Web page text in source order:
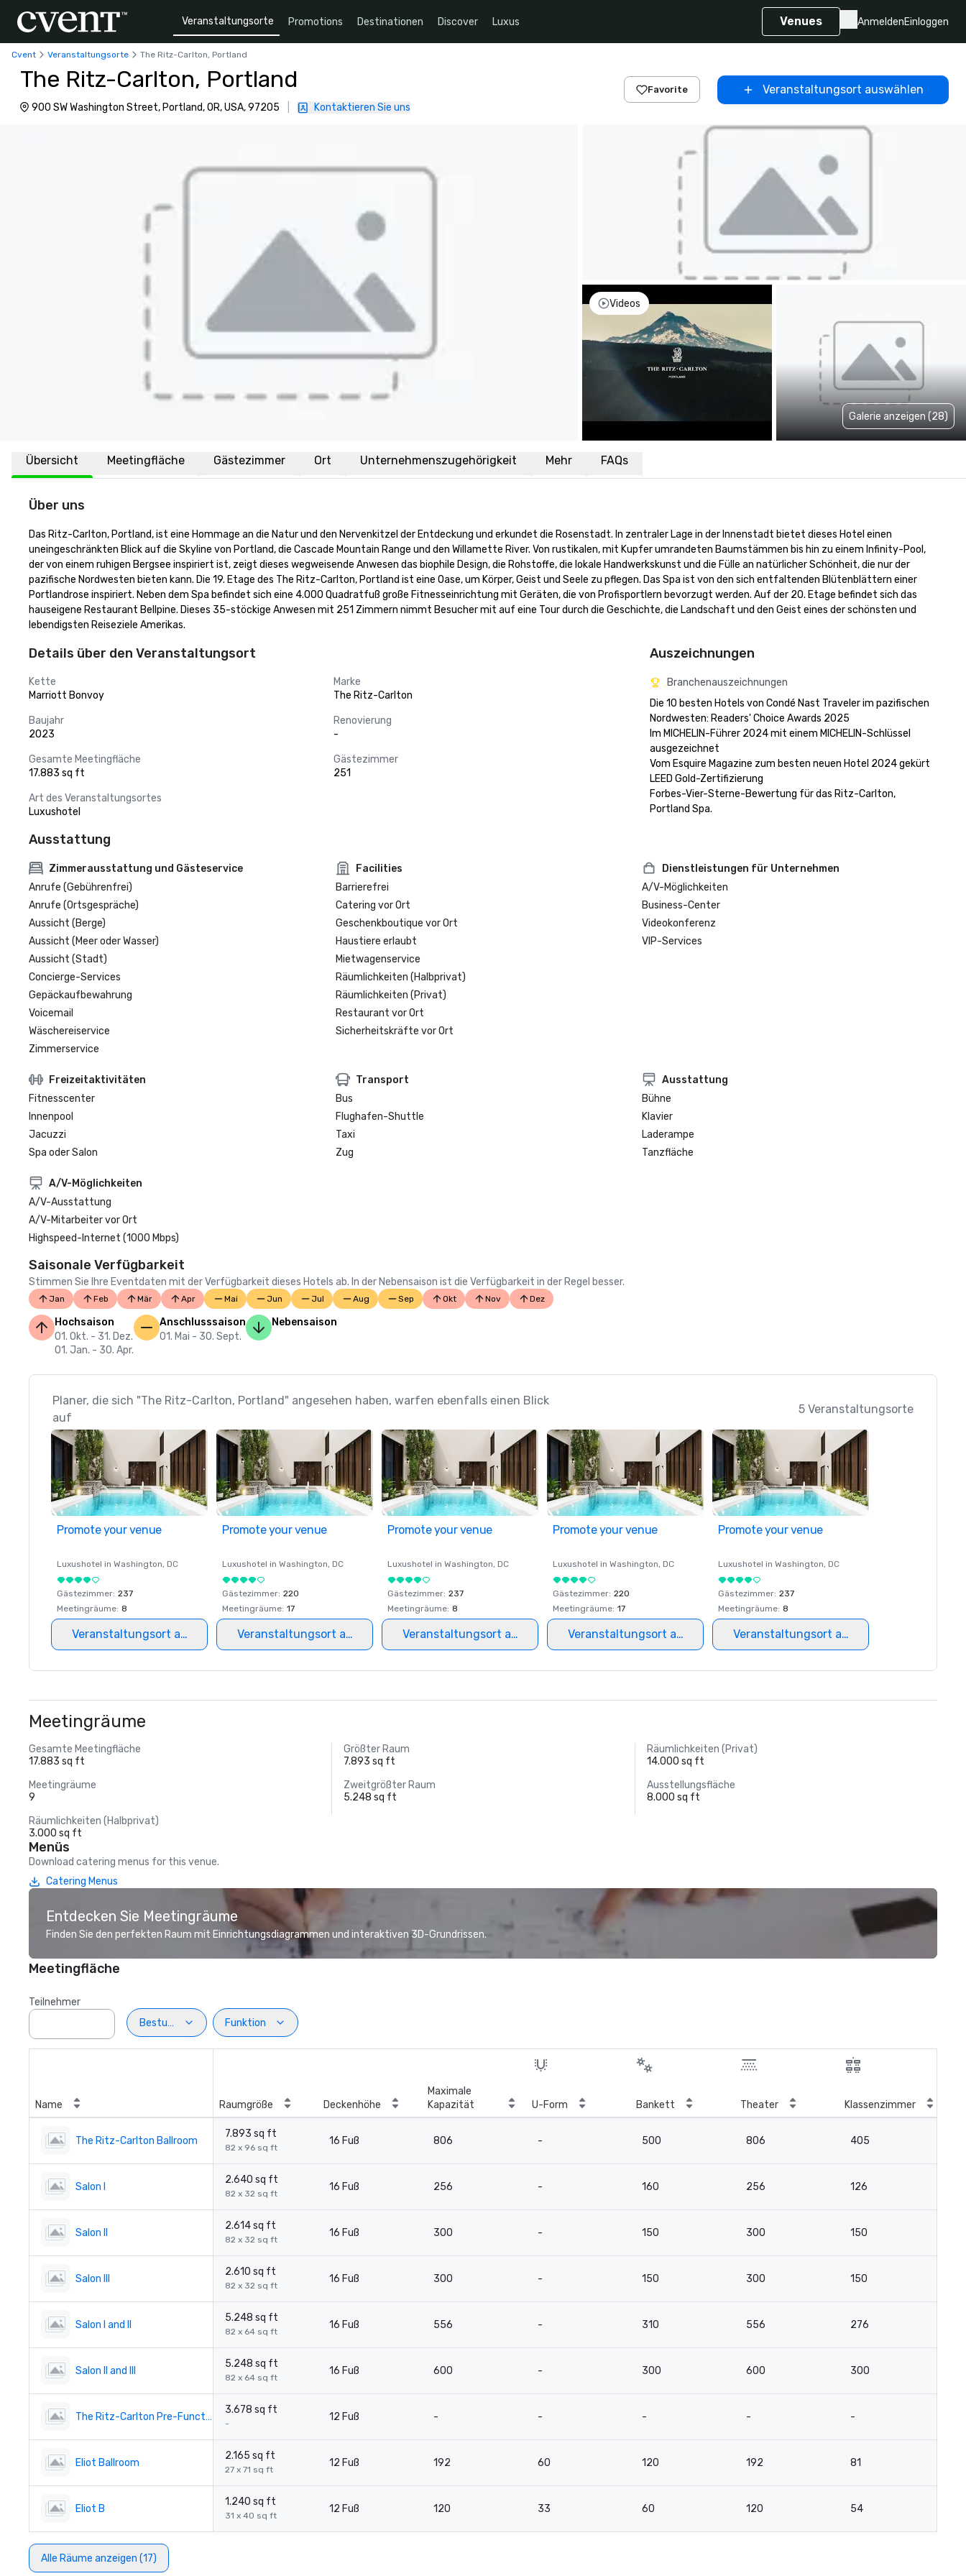
Veranstaltungsorte Promotions Destinationen Discover Luxus Venues AnmeldenEinloggen
Cvent Veranstaltungsorte The Ritz-Carlton, Portland
The Ritz-Carlton, Portland
900 SW Washington Street, Portland, OR, USA, 97205 Kontaktieren Sie uns
Favorite Veranstaltungsort auswählen
Videos
Galerie anzeigen (28)
Übersicht Meetingfläche Gästezimmer Ort Unternehmenszugehörigkeit Mehr FAQs
Über uns
Das Ritz-Carlton, Portland, ist eine Hommage an die Natur und den Nervenkitzel der Entdeckung und erkundet die Rosenstadt. In zentraler Lage in der Innenstadt bietet dieses Hotel einen
uneingeschränkten Blick auf die Skyline von Portland, die Cascade Mountain Range und den Willamette River. Von rustikalen, mit Kupfer umrandeten Baumstämmen bis hin zu einem Infinity-Pool,
der von einem ruhigen Bergsee inspiriert ist, zeigt dieses wegweisende Anwesen das biophile Design, die Rohstoffe, die lokale Handwerkskunst und die Fülle an natürlicher Schönheit, die nur der
pazifische Nordwesten bieten kann. Die 19. Etage des The Ritz-Carlton, Portland ist eine Oase, um Körper, Geist und Seele zu pflegen. Das Spa ist von den sich entfaltenden Blütenblättern einer
Portlandrose inspiriert. Neben dem Spa befindet sich eine 4.000 Quadratfuß große Fitnesseinrichtung mit Geräten, die von Profisportlern bevorzugt werden. Auf der 20. Etage befindet sich das
hauseigene Restaurant Bellpine. Dieses 35-stöckige Anwesen mit 251 Zimmern nimmt Besucher mit auf eine Tour durch die Geschichte, die Landschaft und den Geist eines der schönsten und
lebendigsten Reiseziele Amerikas.
Details über den Veranstaltungsort
Kette
Marriott Bonvoy
Marke
The Ritz-Carlton
Baujahr
2023
Renovierung
-
Gesamte Meetingfläche
17.883 sq ft
Gästezimmer
251
Art des Veranstaltungsortes
Luxushotel
Auszeichnungen
Branchenauszeichnungen
Die 10 besten Hotels von Condé Nast Traveler im pazifischen
Nordwesten: Readers' Choice Awards 2025
Im MICHELIN-Führer 2024 mit einem MICHELIN-Schlüssel
ausgezeichnet
Vom Esquire Magazine zum besten neuen Hotel 2024 gekürt
LEED Gold-Zertifizierung
Forbes-Vier-Sterne-Bewertung für das Ritz-Carlton,
Ausstattung
Zimmerausstattung und Gästeservice
Anrufe (Gebührenfrei)
Anrufe (Ortsgespräche)
Aussicht (Berge)
Aussicht (Meer oder Wasser)
Aussicht (Stadt)
Concierge-Services
Gepäckaufbewahrung
Voicemail
Wäschereiservice
Zimmerservice
Facilities
Barrierefrei
Catering vor Ort
Geschenkboutique vor Ort
Haustiere erlaubt
Mietwagenservice
Räumlichkeiten (Halbprivat)
Räumlichkeiten (Privat)
Restaurant vor Ort
Sicherheitskräfte vor Ort
Dienstleistungen für Unternehmen
A/V-Möglichkeiten
Business-Center
Videokonferenz
VIP-Services
Freizeitaktivitäten
Fitnesscenter
Innenpool
Jacuzzi
Spa oder Salon
Transport
Bus
Flughafen-Shuttle
Taxi
Zug
Ausstattung
Bühne
Klavier
Laderampe
Tanzfläche
A/V-Möglichkeiten
A/V-Ausstattung
A/V-Mitarbeiter vor Ort
Highspeed-Internet (1000 Mbps)
Saisonale Verfügbarkeit
Stimmen Sie Ihre Eventdaten mit der Verfügbarkeit dieses Hotels ab. In der Nebensaison ist die Verfügbarkeit in der Regel besser.
Jan Feb Mär Apr Mai Jun Jul Aug Sep Okt Nov Dez
Hochsaison
01. Okt. - 31. Dez.
01. Jan. - 30. Apr.
Anschlusssaison
01. Mai - 30. Sept.
Nebensaison
Planer, die sich "The Ritz-Carlton, Portland" angesehen haben, warfen ebenfalls einen Blick
auf
5 Veranstaltungsorte
Promote your venue
Luxushotel in Washington, DC
Gästezimmer: 237
Meetingräume: 8
Veranstaltungsort auswählen
Promote your venue
Luxushotel in Washington, DC
Gästezimmer: 220
Meetingräume: 17
Veranstaltungsort auswählen
Promote your venue
Luxushotel in Washington, DC
Gästezimmer: 237
Meetingräume: 8
Veranstaltungsort auswählen
Promote your venue
Luxushotel in Washington, DC
Gästezimmer: 220
Meetingräume: 17
Veranstaltungsort auswählen
Promote your venue
Luxushotel in Washington, DC
Gästezimmer: 237
Meetingräume: 8
Veranstaltungsort auswählen
Meetingräume
Gesamte Meetingfläche
17.883 sq ft
Größter Raum
7.893 sq ft
Räumlichkeiten (Privat)
14.000 sq ft
Meetingräume
9
Zweitgrößter Raum
5.248 sq ft
Ausstellungsfläche
8.000 sq ft
Räumlichkeiten (Halbprivat)
3.000 sq ft
Menüs
Download catering menus for this venue.
Catering Menus
Entdecken Sie Meetingräume
Finden Sie den perfekten Raum mit Einrichtungsdiagrammen und interaktiven 3D-Grundrissen.
Meetingfläche
Teilnehmer
Bestuhlung
Funktion
Name Raumgröße Deckenhöhe
Maximale
Kapazität
U-Form Bankett Theater Klassenzimmer
The Ritz-Carlton Ballroom
7.893 sq ft
82 x 96 sq ft
16 Fuß 806 - 500 806 405
Salon I
2.640 sq ft
82 x 32 sq ft
16 Fuß 256 - 160 256 126
Salon II
2.614 sq ft
82 x 32 sq ft
16 Fuß 300 - 150 300 150
Salon III
2.610 sq ft
82 x 32 sq ft
16 Fuß 300 - 150 300 150
Salon I and II
5.248 sq ft
82 x 64 sq ft
16 Fuß 556 - 310 556 276
Salon II and III
5.248 sq ft
82 x 64 sq ft
16 Fuß 600 - 300 600 300
The Ritz-Carlton Pre-Function
3.678 sq ft
-
12 Fuß - - - - -
Eliot Ballroom
2.165 sq ft
27 x 71 sq ft
12 Fuß 192 60 120 192 81
Eliot B
1.240 sq ft
31 x 40 sq ft
12 Fuß 120 33 60 120 54
Alle Räume anzeigen (17)